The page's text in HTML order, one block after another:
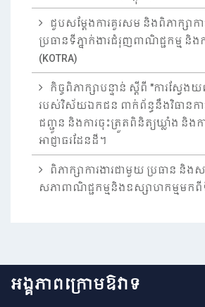
ជួបសម្តែងការគួរសម និងពិភាក្សាក
ប្រធានទីភ្នាក់ងារជំរុញពាណិជ្ជកម្ម និង
(KOTRA)
កិច្ចពិភាក្សាបន្ទាន់ ស្តីពី "ការស្វ
របស់វិស័យឯកជន ពាក់ព័ន្ធនឹងវិធានក
ជញ្ជូន និងការចុះត្រួតពិនិត្យឃ្លាំង និ
អាជ្ញាធរដែនដី។
ពិភាក្សាការងារជាមួយ ប្រធាន និង
សភាពាណិជ្ជកម្មនិងឧស្សាហកម្មមកពី
អង្គភាពក្រោមឱវាទ